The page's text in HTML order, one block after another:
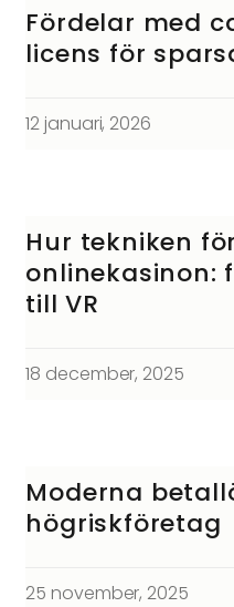
Fördelar med
licens för
12 januari, 2026
Hur tekniken
onlinekasinon:
till VR
18 december, 2025
Moderna
högriskföretag
25 november, 2025